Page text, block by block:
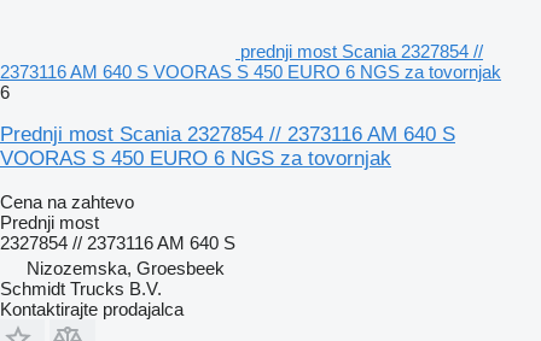
prednji most Scania 2327854 //
2373116 AM 640 S VOORAS S 450 EURO 6 NGS za tovornjak
6
Prednji most Scania 2327854 // 2373116 AM 640 S
VOORAS S 450 EURO 6 NGS za tovornjak
Cena na zahtevo
Prednji most
2327854 // 2373116 AM 640 S
Nizozemska, Groesbeek
Schmidt Trucks B.V.
Kontaktirajte prodajalca